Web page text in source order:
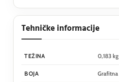
Tehničke informacije
TEŽINA 0,183 kg
BOJA Grafitna